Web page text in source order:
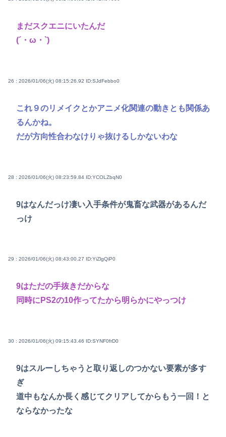
まだスクエニにいたんだ
(´・ω・`)
26 : 2026/01/06(火) 08:15:26.92 ID:SJdFebbo0
これ９のリメイクとかアニメ化関連の動きとも関係あ
るんかね。
だが方向性合わなけりゃ抜けるしかないわな
28 : 2026/01/06(火) 08:23:59.84 ID:YCOLZbqN0
9はなんだっけ凄い入手条件が鬼畜な武器があるんだ
っけ
29 : 2026/01/06(火) 08:43:00.27 ID:YiZlgQiP0
9はただの手抜きだからな
同時にPS2の10作ってたから明らかにやっつけ
30 : 2026/01/06(火) 09:15:43.46 ID:SYNF0frD0
9はスルーしちゃうと取り返しのつかない要素が多す
ぎ
道中もなんか長く感じてクリアしてからもう一回！と
ならなかったな